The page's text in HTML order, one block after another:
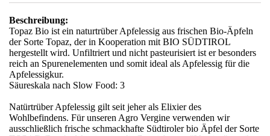
Beschreibung:
Topaz Bio ist ein naturtrüber Apfelessig aus frischen Bio-Äpfeln
der Sorte Topaz, der in Kooperation mit BIO SÜDTIROL
hergestellt wird. Unfiltriert und nicht pasteurisiert ist er besonders
reich an Spurenelementen und somit ideal als Apfelessig für die
Apfelessigkur.
Säureskala nach Slow Food: 3
Natürtrüber Apfelessig gilt seit jeher als Elixier des
Wohlbefindens. Für unseren Agro Vergine verwenden wir
ausschließlich frische schmackhafte Südtiroler bio Äpfel der Sorte